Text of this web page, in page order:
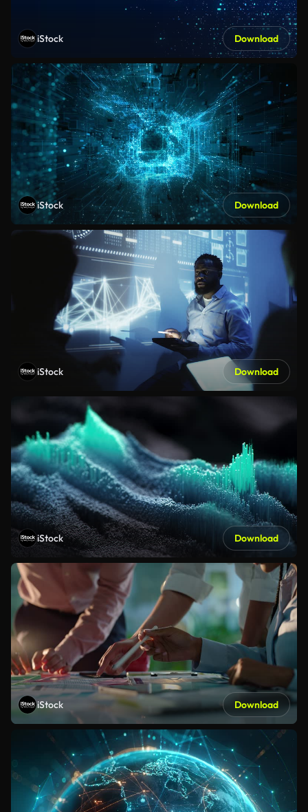
iStock Download
iStock Download
iStock Download
iStock Download
iStock Download